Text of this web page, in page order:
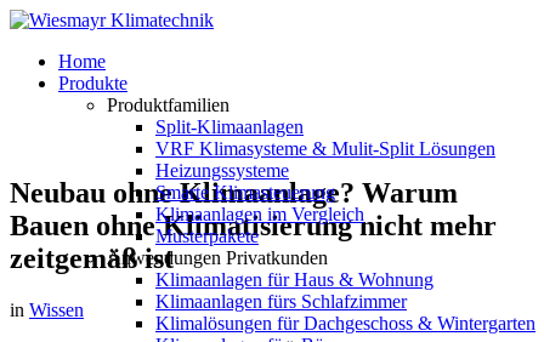
Home
Produkte
Produktfamilien
Split-Klimaanlagen
VRF Klimasysteme & Mulit-Split Lösungen
Heizungssysteme
Smarte Klimasteuerung
Klimaanlagen im Vergleich
Musterpakete
Anwendungen Privatkunden
Klimaanlagen für Haus & Wohnung
Klimaanlagen fürs Schlafzimmer
Klimalösungen für Dachgeschoss & Wintergarten
Neubau ohne Klimaanlage? Warum
Bauen ohne Klimatisierung nicht mehr
zeitgemäß ist
in Wissen